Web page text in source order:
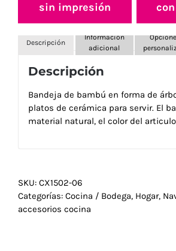
sin impresión
Descripción
Información
adicional
Descripción
Bandeja de bambú en forma de
platos de cerámica para servir. El
material natural, el color del
SKU: CX1502-06
Categorías: Cocina / Bodega, Hogar,
accesorios cocina